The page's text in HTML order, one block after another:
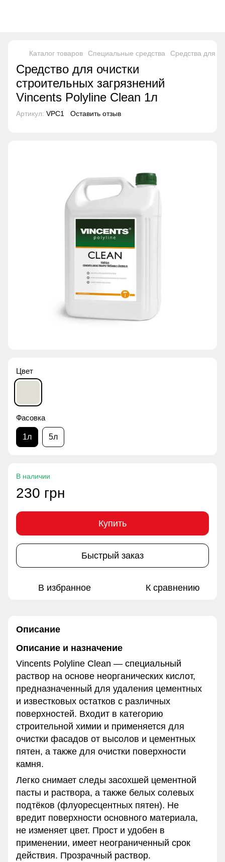
Каталог товаров Специальные средства Средства для
Средство для очистки
строительных загрязнений
Vincents Polyline Clean 1л
Артикул: VPC1 Оставить отзыв
Цвет
Фасовка
1л 5л
В наличии
230 грн
Купить
Быстрый заказ
В избранное К сравнению
Описание
Описание и назначение
Vincents Polyline Clean — специальный
раствор на основе неорганических кислот,
предназначенный для удаления цементных
и известковых остатков с различных
поверхностей. Входит в категорию
строительной химии и применяется для
очистки фасадов от высолов и цементных
пятен, а также для очистки поверхности
камня.
Легко снимает следы засохшей цементной
пасты и раствора, а также белых солевых
подтёков (флуоресцентных пятен). Не
вредит поверхности основного материала,
не изменяет цвет. Прост и удобен в
применении, имеет неограниченный срок
действия. Прозрачный раствор.